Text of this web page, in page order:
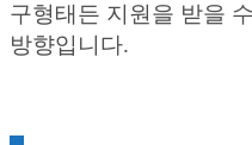
구형태든 지원을 받을
방향입니다.